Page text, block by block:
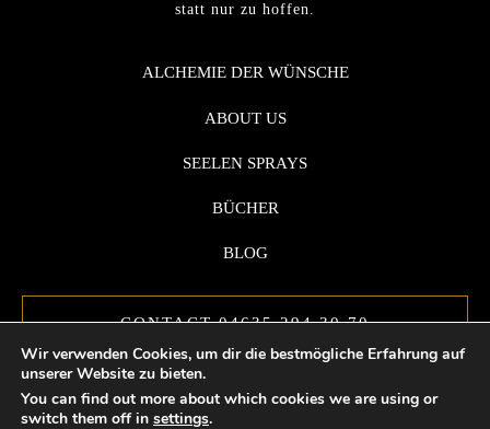
statt nur zu hoffen.
ALCHEMIE DER WÜNSCHE
ABOUT US
SEELEN SPRAYS
BÜCHER
BLOG
CONTACT 04635 294 30 70
Wir verwenden Cookies, um dir die bestmögliche Erfahrung auf
unserer Website zu bieten.
You can find out more about which cookies we are using or
switch them off in settings.